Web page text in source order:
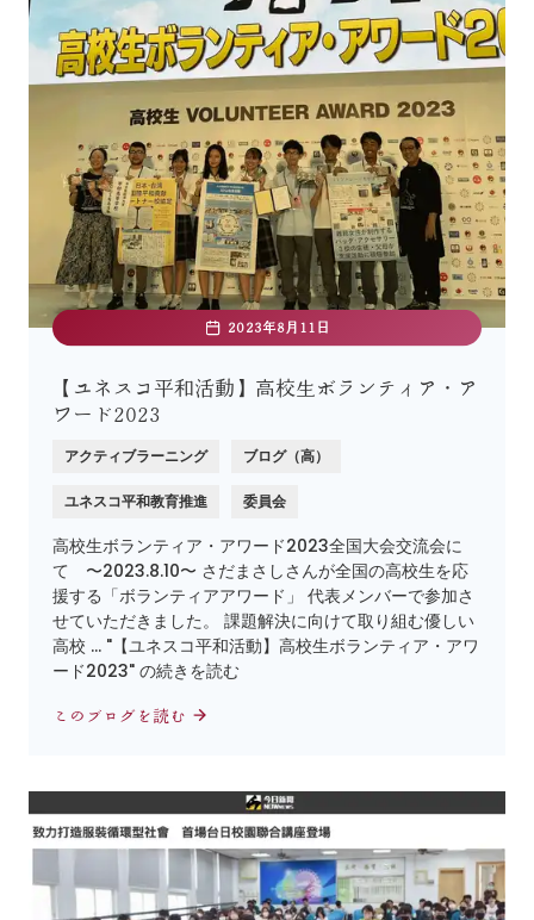
2023年8月11日
【ユネスコ平和活動】高校生ボランティア・ア
ワード2023
アクティブラーニング ブログ（高）
ユネスコ平和教育推進 委員会
高校生ボランティア・アワード2023全国大会交流会に
て 〜2023.8.10〜 さだまさしさんが全国の高校生を応
援する「ボランティアアワード」 代表メンバーで参加さ
せていただきました。 課題解決に向けて取り組む優しい
高校 … "【ユネスコ平和活動】高校生ボランティア・アワ
ード2023" の続きを読む
このブログを読む